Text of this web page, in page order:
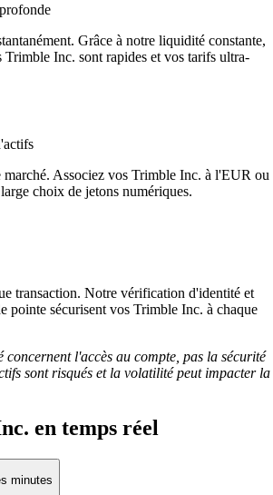
Grâce à notre liquidité constante,
Trimble Inc. sont rapides et vos tarifs ultra-
Associez vos Trimble Inc. à l'EUR ou
choix de jetons numériques.
transaction. Notre vérification d'identité et
pointe sécurisent vos Trimble Inc. à chaque
concernent l'accès au compte, pas la sécurité
sont risqués et la volatilité peut impacter la
en temps réel
minutes